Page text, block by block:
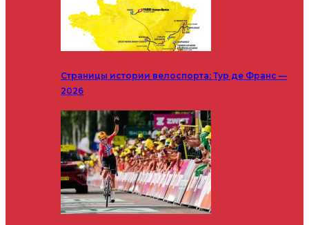
Страницы истории велоспорта: Тур де Франс —
2026